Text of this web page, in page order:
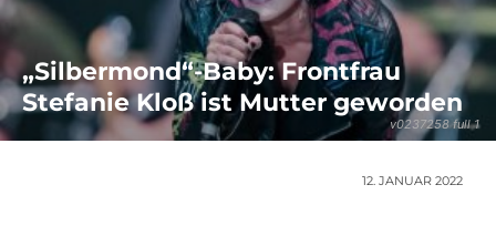
v0237258 full 1
„Silbermond“-Baby: Frontfrau
Stefanie Kloß ist Mutter geworden
12. JANUAR 2022